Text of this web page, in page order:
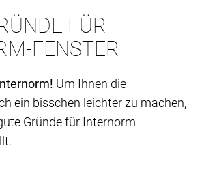
FÜR
FENSTER
Um Ihnen die
ein bisschen leichter zu machen,
Gründe für Internorm